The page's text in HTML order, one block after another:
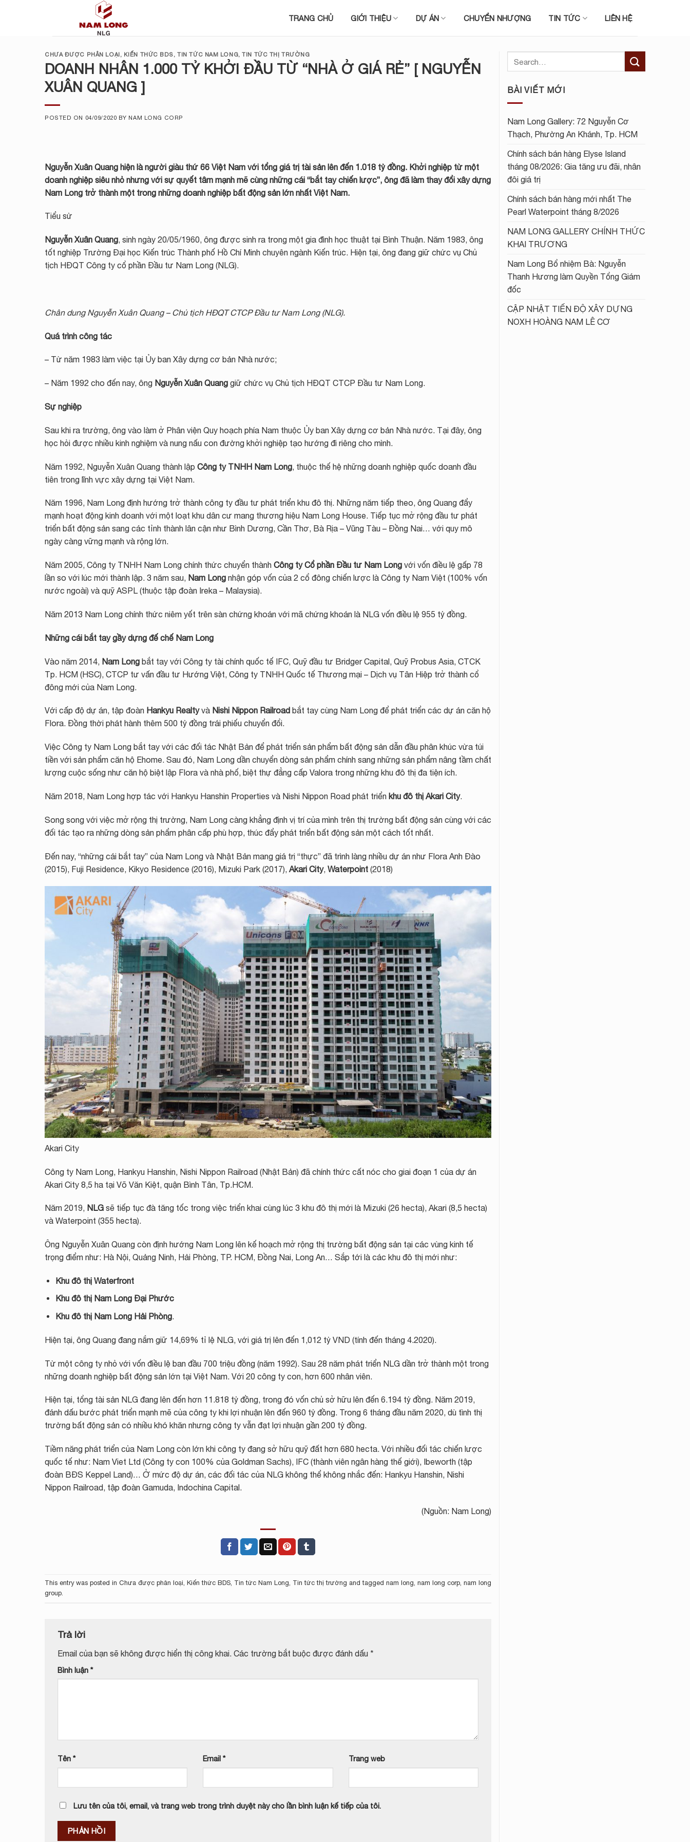
TRANG CHỦ GIỚI THIỆU DỰ ÁN CHUYỂN NHƯỢNG TIN TỨC LIÊN HỆ
CHƯA ĐƯỢC PHÂN LOẠI, KIẾN THỨC BDS,TIN TỨC NAM LONG,TIN TỨC THỊ TRƯỜNG
DOANH NHÂN 1.000 TỶ KHỞI ĐẦU TỪ “NHÀ Ở GIÁ RẺ” [ NGUYỄN
XUÂN QUANG ]
POSTED ON 04/09/2020 BY NAM LONG CORP
Nguyễn Xuân Quang hiện là người giàu thứ 66 Việt Nam với tổng giá trị tài sản lên đến 1.018 tỷ đồng. Khởi nghiệp từ một
doanh nghiệp siêu nhỏ nhưng với sự quyết tâm mạnh mẽ cùng những cái “bắt tay chiến lược”, ông đã làm thay đổi xây dựng
Nam Long trở thành một trong những doanh nghiệp bất động sản lớn nhất Việt Nam.
Tiểu sử
Nguyễn Xuân Quang, sinh ngày 20/05/1960, ông được sinh ra trong một gia đình học thuật tại Bình Thuận. Năm 1983, ông
tốt nghiệp Trường Đại học Kiến trúc Thành phố Hồ Chí Minh chuyên ngành Kiến trúc. Hiện tại, ông đang giữ chức vụ Chủ
tịch HĐQT Công ty cổ phần Đầu tư Nam Long (NLG).
Chân dung Nguyễn Xuân Quang – Chủ tịch HĐQT CTCP Đầu tư Nam Long (NLG).
Quá trình công tác
– Từ năm 1983 làm việc tại Ủy ban Xây dựng cơ bản Nhà nước;
– Năm 1992 cho đến nay, ông Nguyễn Xuân Quang giữ chức vụ Chủ tịch HĐQT CTCP Đầu tư Nam Long.
Sự nghiệp
Sau khi ra trường, ông vào làm ở Phân viện Quy hoạch phía Nam thuộc Ủy ban Xây dựng cơ bản Nhà nước. Tại đây, ông
học hỏi được nhiều kinh nghiệm và nung nấu con đường khởi nghiệp tạo hướng đi riêng cho mình.
Năm 1992, Nguyễn Xuân Quang thành lập Công ty TNHH Nam Long , thuộc thế hệ những doanh nghiệp quốc doanh đầu
tiên trong lĩnh vực xây dựng tại Việt Nam.
Năm 1996, Nam Long định hướng trở thành công ty đầu tư phát triển khu đô thị. Những năm tiếp theo, ông Quang đẩy
mạnh hoạt động kinh doanh với một loạt khu dân cư mang thương hiệu Nam Long House. Tiếp tục mở rộng đầu tư phát
triển bất động sản sang các tỉnh thành lân cận như Bình Dương, Cần Thơ, Bà Rịa – Vũng Tàu – Đồng Nai… với quy mô
ngày càng vững mạnh và rộng lớn.
Năm 2005, Công ty TNHH Nam Long chính thức chuyển thành Công ty Cổ phần Đầu tư Nam Long với vốn điều lệ gấp 78
lần so với lúc mới thành lập. 3 năm sau, Nam Long nhận góp vốn của 2 cổ đông chiến lược là Công ty Nam Việt (100% vốn
nước ngoài) và quỹ ASPL (thuộc tập đoàn Ireka – Malaysia).
Năm 2013 Nam Long chính thức niêm yết trên sàn chứng khoán với mã chứng khoán là NLG vốn điều lệ 955 tỷ đồng.
Những cái bắt tay gầy dựng đế chế Nam Long
Vào năm 2014, Nam Long bắt tay với Công ty tài chính quốc tế IFC, Quỹ đầu tư Bridger Capital, Quỹ Probus Asia, CTCK
Tp. HCM (HSC), CTCP tư vấn đầu tư Hướng Việt, Công ty TNHH Quốc tế Thương mại – Dịch vụ Tân Hiệp trở thành cổ
đông mới của Nam Long.
Với cấp độ dự án, tập đoàn Hankyu Realtyvà Nishi Nippon Railroad bắt tay cùng Nam Long để phát triển các dự án căn hộ
Flora. Đồng thời phát hành thêm 500 tỷ đồng trái phiếu chuyển đổi.
Việc Công ty Nam Long bắt tay với các đối tác Nhật Bản để phát triển sản phẩm bất động sản dẫn đầu phân khúc vừa túi
tiền với sản phẩm căn hộ Ehome. Sau đó, Nam Long dần chuyển dòng sản phẩm chính sang những sản phẩm nâng tầm chất
lượng cuộc sống như căn hộ biệt lập Flora và nhà phố, biệt thự đẳng cấp Valora trong những khu đô thị đa tiện ích.
Năm 2018, Nam Long hợp tác với Hankyu Hanshin Properties và Nishi Nippon Road phát triển khu đô thị Akari City.
Song song với việc mở rộng thị trường, Nam Long càng khẳng định vị trí của mình trên thị trường bất động sản cùng với các
đối tác tạo ra những dòng sản phẩm phân cấp phù hợp, thúc đẩy phát triển bất động sản một cách tốt nhất.
Đến nay, “những cái bắt tay” của Nam Long và Nhật Bản mang giá trị “thực” đã trình làng nhiều dự án như Flora Anh Đào
(2015), Fuji Residence, Kikyo Residence (2016), Mizuki Park (2017), Akari City, Waterpoint (2018)
Akari City
Công ty Nam Long, Hankyu Hanshin, Nishi Nippon Railroad (Nhật Bản) đã chính thức cất nóc cho giai đoạn 1 của dự án
Akari City 8,5 ha tại Võ Văn Kiệt, quận Bình Tân, Tp.HCM.
Năm 2019, NLG sẽ tiếp tục đà tăng tốc trong việc triển khai cùng lúc 3 khu đô thị mới là Mizuki (26 hecta), Akari (8,5 hecta)
và Waterpoint (355 hecta).
Ông Nguyễn Xuân Quang còn định hướng Nam Long lên kế hoạch mở rộng thị trường bất động sản tại các vùng kinh tế
trọng điểm như: Hà Nội, Quảng Ninh, Hải Phòng, TP. HCM, Đồng Nai, Long An… Sắp tới là các khu đô thị mới như:
Khu đô thị Waterfront
Khu đô thị Nam Long Đại Phước
Khu đô thị Nam Long Hải Phòng.
Hiện tại, ông Quang đang nắm giữ 14,69% tỉ lệ NLG, với giá trị lên đến 1,012 tỷ VND (tính đến tháng 4.2020).
Từ một công ty nhỏ với vốn điều lệ ban đầu 700 triệu đồng (năm 1992). Sau 28 năm phát triển NLG dần trở thành một trong
những doanh nghiệp bất động sản lớn tại Việt Nam. Với 20 công ty con, hơn 600 nhân viên.
Hiện tại, tổng tài sản NLG đang lên đến hơn 11.818 tỷ đồng, trong đó vốn chủ sở hữu lên đến 6.194 tỷ đồng. Năm 2019,
đánh dấu bước phát triển mạnh mẽ của công ty khi lợi nhuận lên đến 960 tỷ đồng. Trong 6 tháng đầu năm 2020, dù tình thị
trường bất động sản có nhiều khó khăn nhưng công ty vẫn đạt lợi nhuận gần 200 tỷ đồng.
Tiềm năng phát triển của Nam Long còn lớn khi công ty đang sở hữu quỹ đất hơn 680 hecta. Với nhiều đối tác chiến lược
quốc tế như: Nam Viet Ltd (Công ty con 100% của Goldman Sachs), IFC (thành viên ngân hàng thế giới), Ibeworth (tập
đoàn BĐS Keppel Land)… Ở mức độ dự án, các đối tác của NLG không thể không nhắc đến: Hankyu Hanshin, Nishi
Nippon Railroad, tập đoàn Gamuda, Indochina Capital.
(Nguồn: Nam Long)
This entry was posted in Chưa được phân loại, Kiến thức BDS, Tin tức Nam Long, Tin tức thị trường and tagged nam long, nam long corp, nam long
group.
Trả lời
Email của bạn sẽ không được hiển thị công khai. Các trường bắt buộc được đánh dấu *
Bình luận *
Tên * Email* Trang web
Lưu tên của tôi, email, và trang web trong trình duyệt này cho lần bình luận kế tiếp của tôi.
BÀI VIẾT MỚI
Nam Long Gallery: 72 Nguyễn Cơ
Thạch, Phường An Khánh, Tp. HCM
Chính sách bán hàng Elyse Island
tháng 08/2026: Gia tăng ưu đãi, nhân
đôi giá trị
Chính sách bán hàng mới nhất The
Pearl Waterpoint tháng 8/2026
NAM LONG GALLERY CHÍNH THỨC
KHAI TRƯƠNG
Nam Long Bổ nhiệm Bà: Nguyễn
Thanh Hương làm Quyền Tổng Giám
đốc
CẬP NHẬT TIẾN ĐỘ XÂY DỰNG
NOXH HOÀNG NAM LÊ CƠ